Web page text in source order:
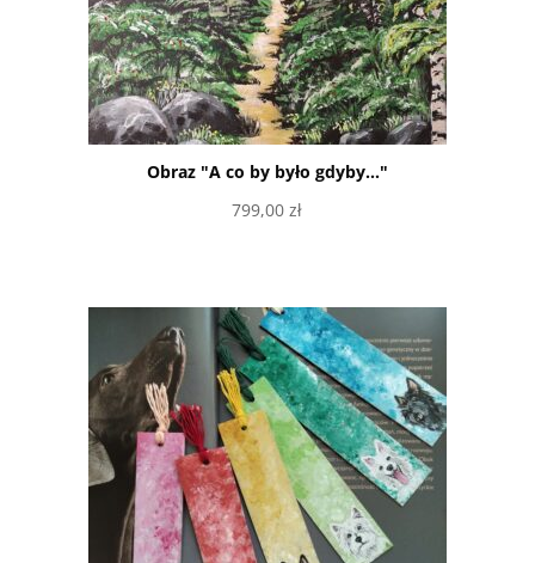
Obraz "A co by było gdyby..."
799,00zł